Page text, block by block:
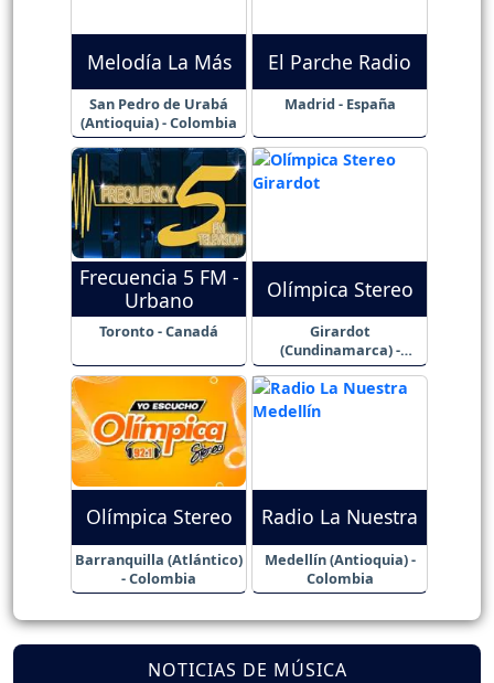
Melodía La Más
San Pedro de Urabá
(Antioquia) - Colombia
El Parche Radio
Madrid - España
Frecuencia 5 FM -
Urbano
Toronto - Canadá
Olímpica Stereo
Girardot
(Cundinamarca) -
Colombia
Olímpica Stereo
Barranquilla (Atlántico)
- Colombia
Radio La Nuestra
Medellín (Antioquia) -
Colombia
NOTICIAS DE MÚSICA